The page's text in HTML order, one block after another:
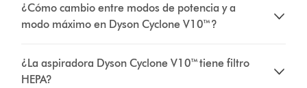
¿Cómo cambio entre modos de potencia y a
modo máximo en Dyson Cyclone V10™?
¿La aspiradora Dyson Cyclone V10™ tiene filtro
HEPA?